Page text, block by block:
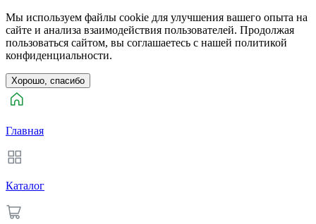
Мы используем файлы cookie для улучшения вашего опыта на
сайте и анализа взаимодействия пользователей. Продолжая
пользоваться сайтом, вы соглашаетесь с нашей политикой
конфиденциальности.
Хорошо, спасибо
Главная
Каталог